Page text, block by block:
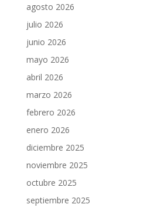
agosto 2026
julio 2026
junio 2026
mayo 2026
abril 2026
marzo 2026
febrero 2026
enero 2026
diciembre 2025
noviembre 2025
octubre 2025
septiembre 2025